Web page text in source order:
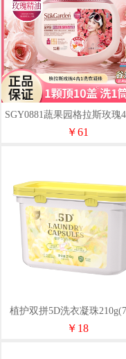
SGY0881蔬果园格拉斯玫瑰
衣凝珠
￥61
植护双拼5D洗衣凝珠
粒）
￥18